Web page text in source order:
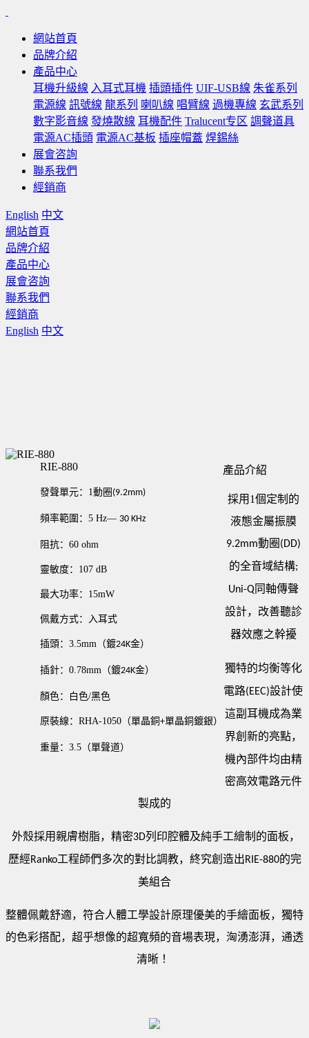
網站首頁
品牌介紹
產品中心
耳機升級線 入耳式耳機 插頭插件 UIF-USB線 朱雀系列
電源線 訊號線 龍系列 喇叭線 唱臂線 過機專線 玄武系列
數字影音線 發燒散線 耳機配件 Tralucent专区 調聲道具
電源AC插頭 電源AC基板 插座帽蓋 焊錫絲
展會咨詢
聯系我們
經銷商
English 中文
網站首頁
品牌介紹
產品中心
展會咨詢
聯系我們
經銷商
English 中文
RIE-880
發聲單元： 1動圈 (9.2mm)
頻率範圍： 5 Hz— 30 KHz
阻抗： 60 ohm
靈敏度： 107 dB
最大功率： 15mW
佩戴方式：入耳式
插頭： 3.5mm （鍍24K金）
插針： 0.78mm （鍍24K金）
顏色：白色/黑色
原裝線： RHA-1050 （單晶銅+單晶銅鍍銀）
重量： 3.5 （單聲道）
產品介紹
採用1個定制的
液態金屬振膜
9.2mm動圈 (DD)
的全音域結構;
Uni-Q同軸傳聲
設計，改善聽診
器效應之幹擾
獨特的均衡等化
電路(EEC)設計使
這副耳機成為業
界創新的亮點，
機內部件均由精
密高效電路元件
製成的
外殼採用親膚樹脂，精密3D列印腔體及純手工繪制的面板，
歷經Ranko工程師們多次的對比調教，終究創造出RIE-880的完
美組合
整體佩戴舒適，符合人體工學設計原理優美的手繪面板，獨特
的色彩搭配，超乎想像的超寬頻的音場表現，洶湧澎湃，通透
清晰 ！